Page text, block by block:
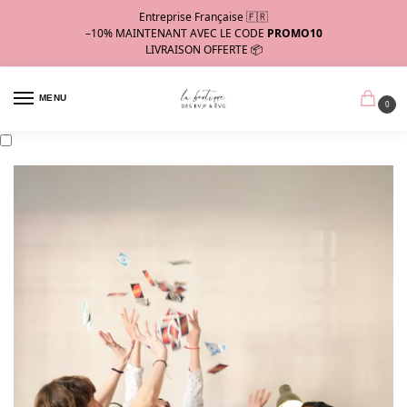
Entreprise Française 🇫🇷
–10% MAINTENANT AVEC LE CODE PROMO10
LIVRAISON OFFERTE 📦
MENU
0